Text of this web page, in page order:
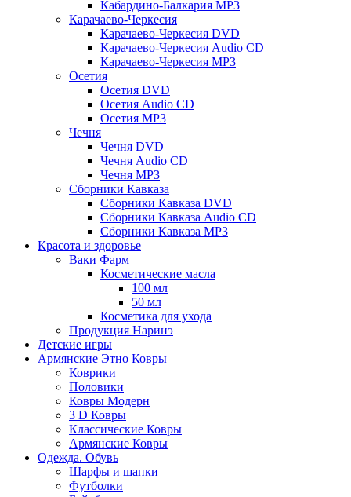
Кабардино-Балкария MP3
Карачаево-Черкесия
Карачаево-Черкесия DVD
Карачаево-Черкесия Audio CD
Карачаево-Черкесия MP3
Осетия
Осетия DVD
Осетия Audio CD
Осетия MP3
Чечня
Чечня DVD
Чечня Audio CD
Чечня MP3
Сборники Кавказа
Сборники Кавказа DVD
Сборники Кавказа Audio CD
Сборники Кавказа MP3
Красота и здоровье
Ваки Фарм
Косметические масла
100 мл
50 мл
Косметика для ухода
Продукция Наринэ
Детские игры
Армянские Этно Ковры
Коврики
Половики
Ковры Модерн
3 D Ковры
Классические Ковры
Армянские Ковры
Одежда. Обувь
Шарфы и шапки
Футболки